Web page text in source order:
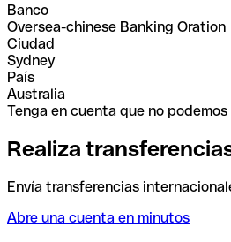
Banco
Oversea-chinese Banking Oration
Ciudad
Sydney
País
Australia
Tenga en cuenta que no
Realiza
Envía transferencias
Abre una cuenta en minutos